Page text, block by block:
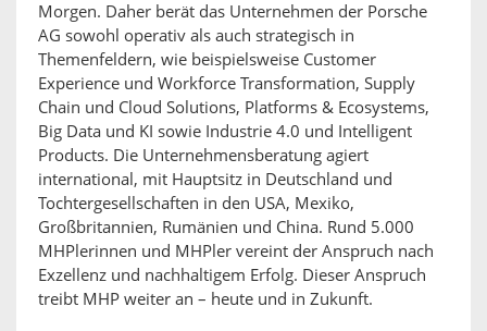
Morgen. Daher berät das Unternehmen der Porsche
AG sowohl operativ als auch strategisch in
Themenfeldern, wie beispielsweise Customer
Experience und Workforce Transformation, Supply
Chain und Cloud Solutions, Platforms & Ecosystems,
Big Data und KI sowie Industrie 4.0 und Intelligent
Products. Die Unternehmensberatung agiert
international, mit Hauptsitz in Deutschland und
Tochtergesellschaften in den USA, Mexiko,
Großbritannien, Rumänien und China. Rund 5.000
MHPlerinnen und MHPler vereint der Anspruch nach
Exzellenz und nachhaltigem Erfolg. Dieser Anspruch
treibt MHP weiter an – heute und in Zukunft.